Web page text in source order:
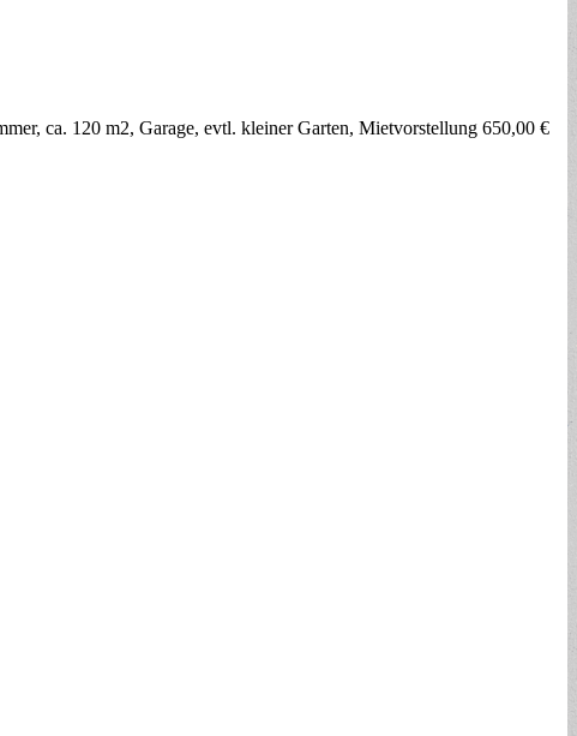
ca. 120 m2, Garage, evtl. kleiner Garten, Mietvorstellung 650,00 €